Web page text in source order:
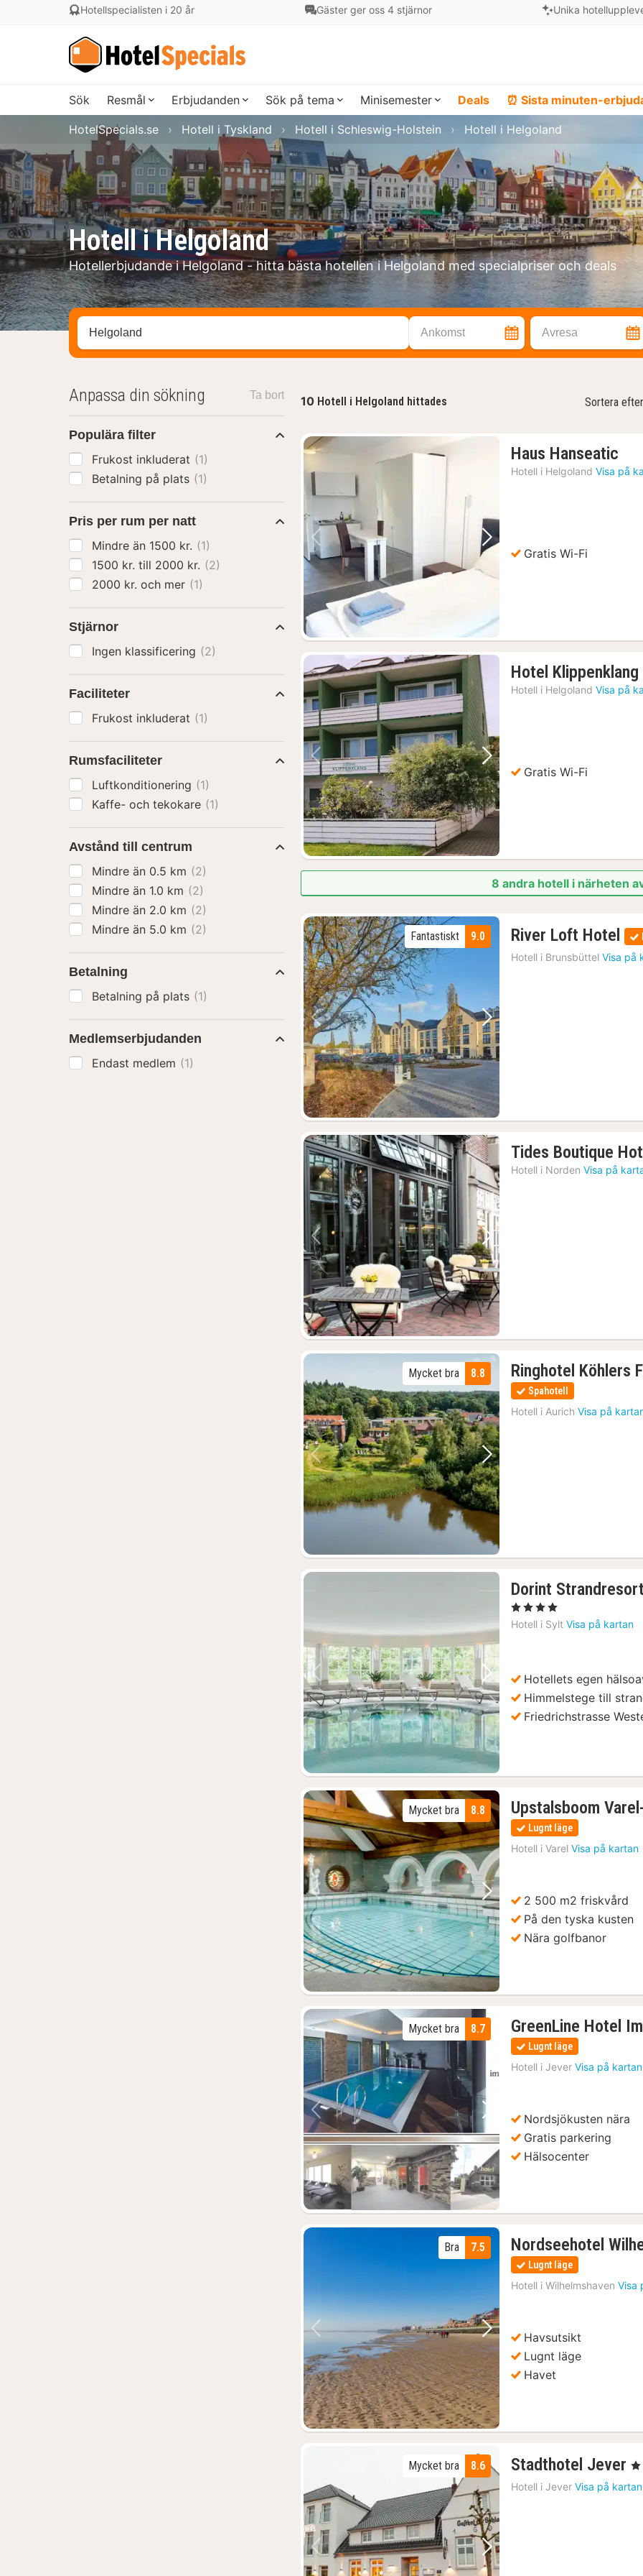
Hotellspecialisten i 20 år Gäster ger oss 4 stjärnor Unika
Sök Resmål Erbjudanden Sök på tema Minisemester Deals ⏰ Sista minuten-
Hotell i Helgoland
Hotellerbjudande i Helgoland - hitta bästa hotellen i Helgoland med specialpriser och deals
HotelSpecials.se Hotell i Tyskland Hotell i Schleswig-Holstein Hotell i Helgoland
Sök efter hotell, område eller stad Ankomst Avresa
10 Hotell i Helgoland hittades Sortera efter
Föregående bild Nästa bild
Haus Hanseatic
Hotell i Helgoland Visa på
Gratis Wi-Fi
Föregående bild Nästa bild
Hotel Klippenklang
Hotell i Helgoland Visa på
Gratis Wi-Fi
8 andra hotell i närheten
Föregående bild Nästa bild
9.0
Fantastiskt River Loft Hotel 1
Hotell i Brunsbüttel Visa på
Föregående bild Nästa bild
Tides Boutique
Hotell i Norden Visa på
Föregående bild Nästa bild
8.8
Mycket bra Ringhotel Köhlers
Spahotell
Hotell i Aurich Visa på
Föregående bild Nästa bild
Dorint
, 4 Stjärnor
Hotell i Sylt Visa på kartan
Hotellets egen
Himmelstege till
Friedrichstrasse
Föregående bild Nästa bild
8.8
Mycket bra Upstalsboom
Lugnt läge
Hotell i Varel Visa på kartan
2 500 m2 friskvård
På den tyska kusten
Nära golfbanor
Föregående bild Nästa bild
8.7
Mycket bra GreenLine Hotel
Lugnt läge
Hotell i Jever Visa på kartan
Nordsjökusten nära
Gratis parkering
Hälsocenter
Föregående bild Nästa bild
7.5
Bra Nordseehotel
Lugnt läge
Hotell i Wilhelmshaven Visa
Havsutsikt
Lugnt läge
Havet
Föregående bild Nästa bild
8.6
Mycket bra Stadthotel Jever 1
, 3
Hotell i Jever Visa på kartan
Anpassa din sökning Ta bort
Populära filter
Frukost inkluderat (1)
Betalning på plats (1)
Pris per rum per natt
Mindre än 1500 kr. (1)
1500 kr. till 2000 kr. (2)
2000 kr. och mer (1)
Stjärnor
Ingen klassificering (2)
Faciliteter
Frukost inkluderat (1)
Rumsfaciliteter
Luftkonditionering (1)
Kaffe- och tekokare (1)
Avstånd till centrum
Mindre än 0.5 km (2)
Mindre än 1.0 km (2)
Mindre än 2.0 km (2)
Mindre än 5.0 km (2)
Betalning
Betalning på plats (1)
Medlemserbjudanden
Endast medlem (1)